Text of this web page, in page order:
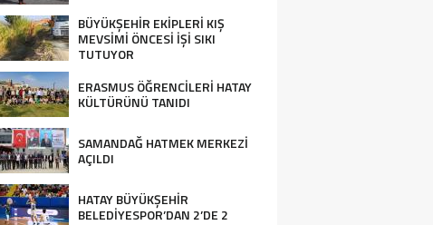
BÜYÜKŞEHİR EKİPLERİ KIŞ
MEVSİMİ ÖNCESİ İŞİ SIKI
TUTUYOR
ERASMUS ÖĞRENCİLERİ HATAY
KÜLTÜRÜNÜ TANIDI
SAMANDAĞ HATMEK MERKEZİ
AÇILDI
HATAY BÜYÜKŞEHİR
BELEDİYESPOR’DAN 2’DE 2